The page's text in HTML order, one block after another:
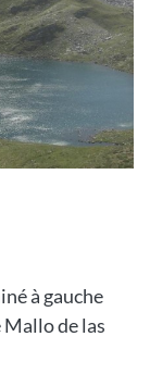
à gauche
Mallo de las